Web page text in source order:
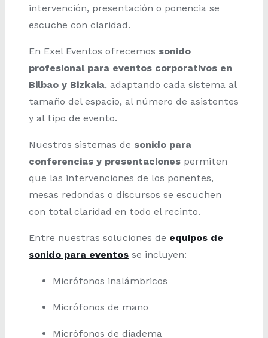
intervención, presentación o ponencia se
escuche con claridad.
En Exel Eventos ofrecemos sonido
profesional para eventos corporativos en
Bilbao y Bizkaia, adaptando cada sistema al
tamaño del espacio, al número de asistentes
y al tipo de evento.
Nuestros sistemas de sonido para
conferencias y presentaciones permiten
que las intervenciones de los ponentes,
mesas redondas o discursos se escuchen
con total claridad en todo el recinto.
Entre nuestras soluciones de equipos de
sonido para eventos se incluyen:
Micrófonos inalámbricos
Micrófonos de mano
Micrófonos de diadema